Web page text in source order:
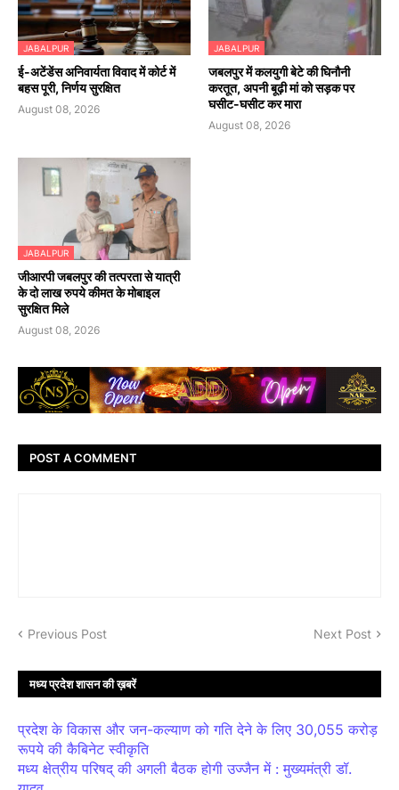
JABALPUR
​ई-अटेंडेंस अनिवार्यता विवाद में कोर्ट में
बहस पूरी, निर्णय सुरक्षित
August 08, 2026
JABALPUR
जबलपुर में कलयुगी बेटे की घिनौनी
करतूत, अपनी बूढ़ी मां को सड़क पर
घसीट-घसीट कर मारा
August 08, 2026
JABALPUR
जीआरपी जबलपुर की तत्परता से यात्री
के दो लाख रुपये कीमत के मोबाइल
सुरक्षित मिले
August 08, 2026
POST A COMMENT
Previous Post Next Post
मध्य प्रदेश शासन की ख़बरें
प्रदेश के विकास और जन-कल्याण को गति देने के लिए 30,055 करोड़
रूपये की कैबिनेट स्वीकृति
मध्य क्षेत्रीय परिषद् की अगली बैठक होगी उज्जैन में : मुख्यमंत्री डॉ.